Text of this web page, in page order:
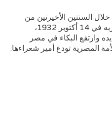
السنتين الأخيرتين من
عمره حتى انتقل الى جوار ربه في 14 أكتوبر 1932،
وارتفع البكاء في مصر
المصرية تودع أمير شعراءها.